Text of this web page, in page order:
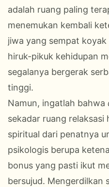
adalah ruang paling
menemukan kembali
jiwa yang sempat
hiruk-pikuk kehidupan
segalanya bergerak
tinggi.
Namun, ingatlah bahwa
sekadar ruang
spiritual dari penatnya
psikologis berupa
bonus yang pasti ikut
bersujud. Mengerdilkan